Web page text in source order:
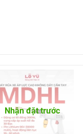
Nhận đặt trước